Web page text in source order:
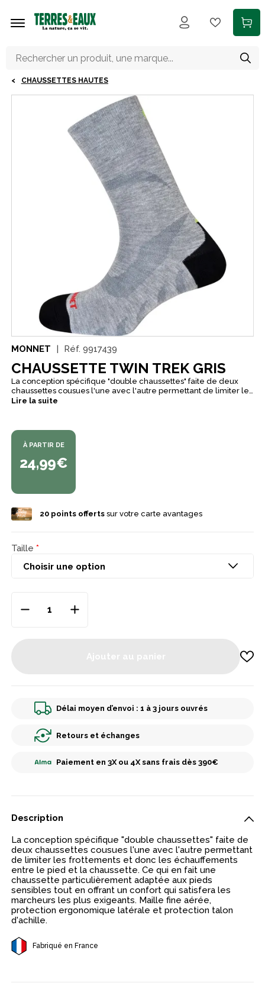
CHAUSSETTES HAUTES
MONNET Réf. 9917439
CHAUSSETTE TWIN TREK GRIS
La conception spécifique "double chaussettes" faite de deux
chaussettes cousues l'une avec l'autre permettant de limiter les
frottements et donc les échauffements entre le pied et la
satisfera les marcheurs les plus exigeants. Maille fine aérée,
protection ergonomique latérale et protection talon d'achille.
Lire la suite
À PARTIR DE
24,99€
20points offertssur votre carte avantages
Taille
Délai moyen d’envoi : 1 à 3 jours ouvrés
Retours et échanges
Paiement en 3X ou 4X sans frais dès 390€
Description
La conception spécifique "double chaussettes" faite de
deux chaussettes cousues l'une avec l'autre permettant
de limiter les frottements et donc les échauffements
entre le pied et la chaussette. Ce qui en fait une
chaussette particulièrement adaptée aux pieds
sensibles tout en offrant un confort qui satisfera les
marcheurs les plus exigeants. Maille fine aérée,
protection ergonomique latérale et protection talon
d'achille.
Fabriqué en France